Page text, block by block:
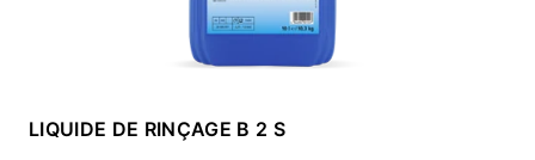
LIQUIDE DE RINÇAGE B 2 S